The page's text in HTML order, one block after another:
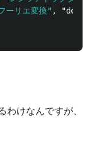
ーリエ変換" , "done"
けなんですが、